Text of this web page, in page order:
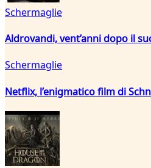
Schermaglie
Aldrovandi, vent’anni dopo il
Schermaglie
Netflix, l’enigmatico film di